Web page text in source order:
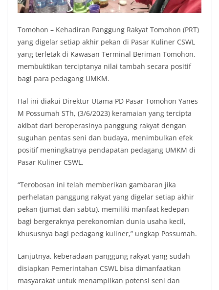
Tomohon – Kehadiran Panggung Rakyat Tomohon (PRT)
yang digelar setiap akhir pekan di Pasar Kuliner CSWL
yang terletak di Kawasan Terminal Beriman Tomohon,
membuktikan terciptanya nilai tambah secara positif
bagi para pedagang UMKM.
Hal ini diakui Direktur Utama PD Pasar Tomohon Yanes
M Possumah STh, (3/6/2023) keramaian yang tercipta
akibat dari beroperasinya panggung rakyat dengan
suguhan pentas seni dan budaya, menimbulkan efek
positif meningkatnya pendapatan pedagang UMKM di
Pasar Kuliner CSWL.
“Terobosan ini telah memberikan gambaran jika
perhelatan panggung rakyat yang digelar setiap akhir
pekan (jumat dan sabtu), memiliki manfaat kedepan
bagi bergeraknya perekonomian dunia usaha kecil,
khususnya bagi pedagang kuliner,” ungkap Possumah.
Lanjutnya, keberadaan panggung rakyat yang sudah
disiapkan Pemerintahan CSWL bisa dimanfaatkan
masyarakat untuk menampilkan potensi seni dan